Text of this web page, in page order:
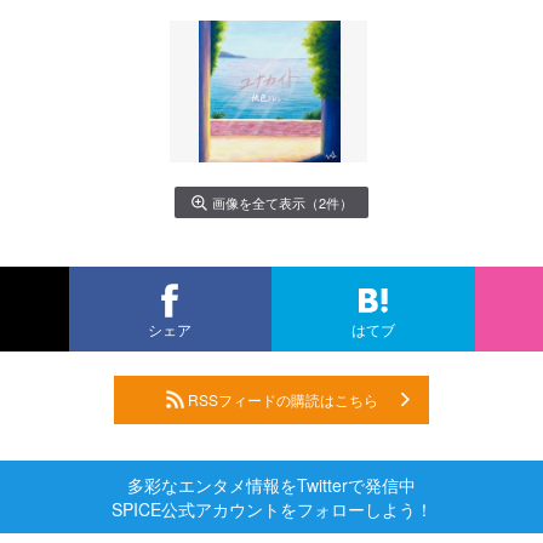
画像を全て表示（2件）
シェア はてブ
RSSフィードの購読はこちら
多彩なエンタメ情報をTwitterで発信中
SPICE公式アカウントをフォローしよう！